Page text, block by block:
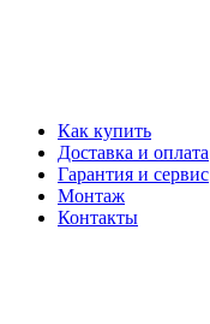
Как купить
Доставка и оплата
Гарантия и сервис
Монтаж
Контакты